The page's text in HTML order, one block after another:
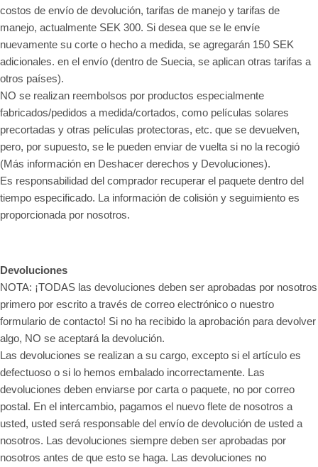
costos de envío de devolución, tarifas de manejo y tarifas de
manejo, actualmente SEK 300. Si desea que se le envíe
nuevamente su corte o hecho a medida, se agregarán 150 SEK
adicionales. en el envío (dentro de Suecia, se aplican otras tarifas a
otros países).
NO se realizan reembolsos por productos especialmente
fabricados/pedidos a medida/cortados, como películas solares
precortadas y otras películas protectoras, etc. que se devuelven,
pero, por supuesto, se le pueden enviar de vuelta si no la recogió
(Más información en Deshacer derechos y Devoluciones).
Es responsabilidad del comprador recuperar el paquete dentro del
tiempo especificado. La información de colisión y seguimiento es
proporcionada por nosotros.
Devoluciones
NOTA: ¡TODAS las devoluciones deben ser aprobadas por nosotros
primero por escrito a través de correo electrónico o nuestro
formulario de contacto! Si no ha recibido la aprobación para devolver
algo, NO se aceptará la devolución.
Las devoluciones se realizan a su cargo, excepto si el artículo es
defectuoso o si lo hemos embalado incorrectamente. Las
devoluciones deben enviarse por carta o paquete, no por correo
postal. En el intercambio, pagamos el nuevo flete de nosotros a
usted, usted será responsable del envío de devolución de usted a
nosotros. Las devoluciones siempre deben ser aprobadas por
nosotros antes de que esto se haga. Las devoluciones no